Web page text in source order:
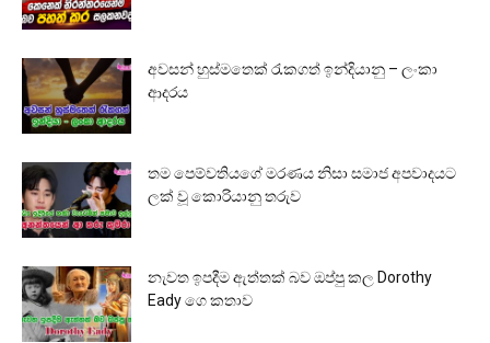
අවසන් හුස්මතෙක් රැකගත් ඉන්දියානු – ලංකා
ආදරය
තම පෙම්වතියගේ මරණය නිසා සමාජ අපවාදයට
ලක් වූ කොරියානු තරුව
නැවත ඉපදීම ඇත්තක් බව ඔප්පු කල Dorothy
Eady ගෙ කතාව